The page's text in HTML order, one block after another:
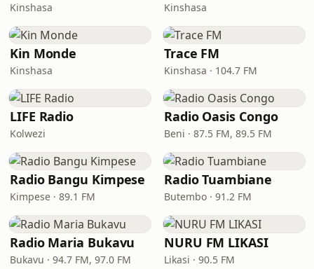
Kinshasa Kinshasa
Kin Monde
Kinshasa
Trace FM
Kinshasa · 104.7 FM
LIFE Radio
Kolwezi
Radio Oasis Congo
Beni · 87.5 FM, 89.5 FM
Radio Bangu Kimpese
Kimpese · 89.1 FM
Radio Tuambiane
Butembo · 91.2 FM
Radio Maria Bukavu
Bukavu · 94.7 FM, 97.0 FM
NURU FM LIKASI
Likasi · 90.5 FM